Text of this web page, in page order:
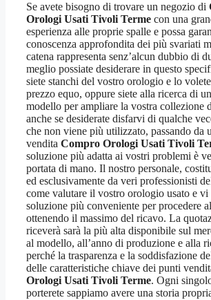
Se avete bisogno di trovare un negozio di
Orologi Usati Tivoli Terme con una
esperienza alle proprie spalle e possa
conoscenza approfondita dei più svariati
catena rappresenta senz’alcun dubbio di
meglio possiate desiderare in questo
siete stanchi del vostro orologio e lo
prezzo equo, oppure siete alla ricerca di
modello per ampliare la vostra collezione
anche se desiderate disfarvi di qualche
che non viene più utilizzato, passando da
vendita Compro Orologi Usati Tivoli
soluzione più adatta ai vostri problemi è
portata di mano. Il nostro personale,
ed esclusivamente da veri professionisti
come valutare il vostro orologio usato e vi
soluzione più conveniente per procedere
ottenendo il massimo del ricavo. La
riceverà sarà la più alta disponibile sul
al modello, all’anno di produzione e alla
perché la trasparenza e la soddisfazione
delle caratteristiche chiave dei punti
Orologi Usati Tivoli Terme. Ogni
porterete sappiamo avere una storia